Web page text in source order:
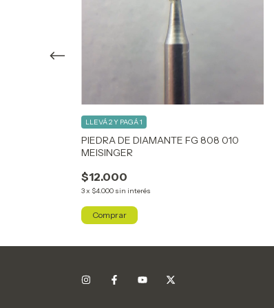
PIEDRA DE DIAMANTE FG 808 010
MEISINGER
$12.000
3x $4.000 sin interés
LLEVÁ 2 Y PAGÁ 1